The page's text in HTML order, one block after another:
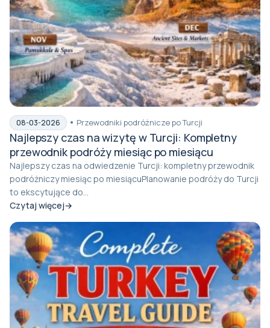
08-03-2026 Przewodniki podróżnicze po Turcji
Najlepszy czas na wizytę w Turcji: Kompletny
przewodnik podróży miesiąc po miesiącu
Najlepszy czas na odwiedzenie Turcji: kompletny przewodnik
podróżniczy miesiąc po miesiącuPlanowanie podróży do Turcji
to ekscytujące do...
Czytaj więcej